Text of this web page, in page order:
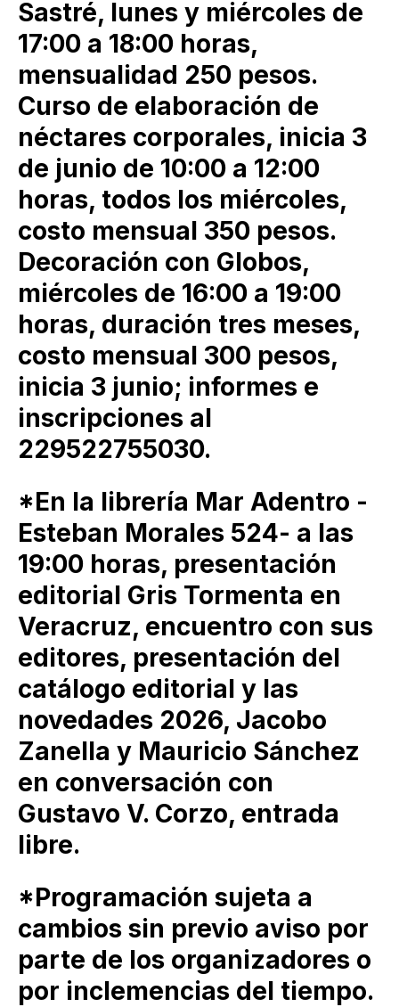
Sastré, lunes y miércoles de
17:00 a 18:00 horas,
mensualidad 250 pesos.
Curso de elaboración de
néctares corporales, inicia 3
de junio de 10:00 a 12:00
horas, todos los miércoles,
costo mensual 350 pesos.
Decoración con Globos,
miércoles de 16:00 a 19:00
horas, duración tres meses,
costo mensual 300 pesos,
inicia 3 junio; informes e
inscripciones al
229522755030.
*En la librería Mar Adentro -
Esteban Morales 524- a las
19:00 horas, presentación
editorial Gris Tormenta en
Veracruz, encuentro con sus
editores, presentación del
catálogo editorial y las
novedades 2026, Jacobo
Zanella y Mauricio Sánchez
en conversación con
Gustavo V. Corzo, entrada
libre.
*Programación sujeta a
cambios sin previo aviso por
parte de los organizadores o
por inclemencias del tiempo.